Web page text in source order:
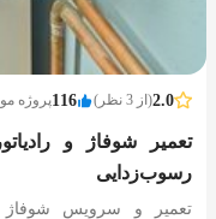
2.0(از 3 نظر) 116پروژه
تعمیر شوفاژ و
رسوب‌زدایی
تعمیر و سرویس شوفاژ